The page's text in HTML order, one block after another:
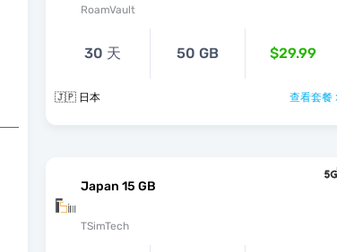
RoamVault
30 天 50 GB $29.99
🇯🇵 日本 查看套餐
Japan 15 GB
TSimTech